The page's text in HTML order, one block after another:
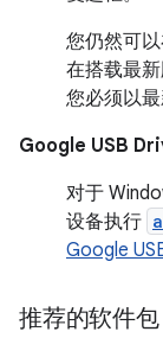
您仍然可
在搭载最
您必须以最
Google USB
对于
设备执行
Google
推荐的软件包